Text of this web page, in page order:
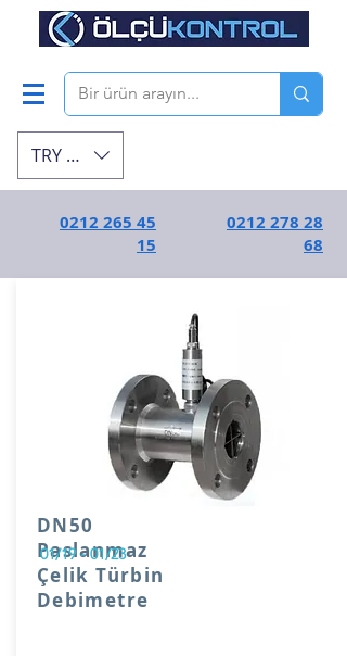
TRY (₺)
0212 265 45
15
0212 278 28
68
DN50
Paslanmaz
Çelik Türbin
Debimetre
01/19 - 01/23